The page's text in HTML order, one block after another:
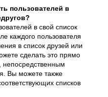
пользователей в
в свой список
каждого пользователя
в список друзей или
сделать это прямо
непосредственным
Вы можете также
списков